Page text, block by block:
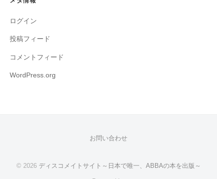
ログイン
投稿フィード
コメントフィード
WordPress.org
お問い合わせ
© 2026 ディスコメイトサイト～日本で唯一、ABBAの本を出版～